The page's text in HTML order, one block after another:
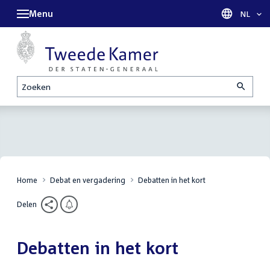
Zoeken
Menu Taal
NL
Home Debat en vergadering Debatten in het kort
Delen
Debatten in het kort